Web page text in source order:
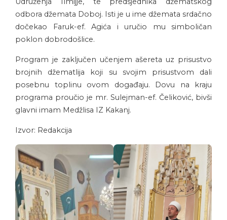
odbora džemata Doboj. Isti je u ime džemata srdačno
dočekao Faruk-ef. Agića i uručio mu simboličan
poklon dobrodošlice.
Program je zaključen učenjem ašereta uz prisustvo
brojnih džematlija koji su svojim prisustvom dali
posebnu toplinu ovom događaju. Dovu na kraju
programa proučio je mr. Sulejman-ef. Čeliković, bivši
glavni imam Medžlisa IZ Kakanj.
Izvor: Redakcija